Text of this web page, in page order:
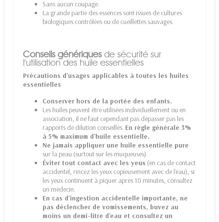
Sans aucun coupage.
La grande partie des essences sont issues de cultures
biologiques contrôlées ou de cueillettes sauvages.
Conseils génériques de sécurité sur
l'utilisation des huile essentielles
Précautions d'usages applicables à toutes les huiles
essentielles
Conserver hors de la portée des enfants.
Les huiles peuvent être utilisées individuellement ou en
association, il ne faut cependant pas dépasser pas les
rapports de dilution conseillés. En règle générale 3%
à 5% maximum d'huile essentielle.
Ne jamais appliquer une huile essentielle pure
sur la peau (surtout sur les muqueuses)
Éviter tout contact avec les yeux (en cas de contact
accidentel, rincez les yeux copieusement avec de l'eau), si
les yeux continuent à piquer après 10 minutes, consultez
un médecin.
En cas d'ingestion accidentelle importante, ne
pas déclencher de vomissements, buvez au
moins un demi-litre d'eau et consultez un